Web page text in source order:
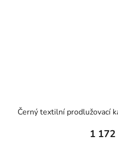
Černý textilní prodlužovací
1 172